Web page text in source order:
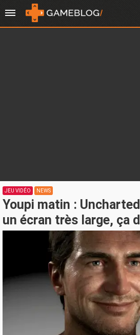
JEU VIDÉO NEWS
Youpi matin :
un écran très large, ça